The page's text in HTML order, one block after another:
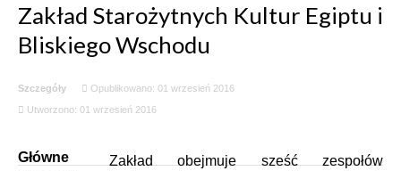
Zakład Starożytnych Kultur Egiptu i
Bliskiego Wschodu
Szczegóły
Opublikowano: 01 wrzesień 2016
Utworzono: 01 wrzesień 2016
Główne
Zakład obejmuje sześć zespołów